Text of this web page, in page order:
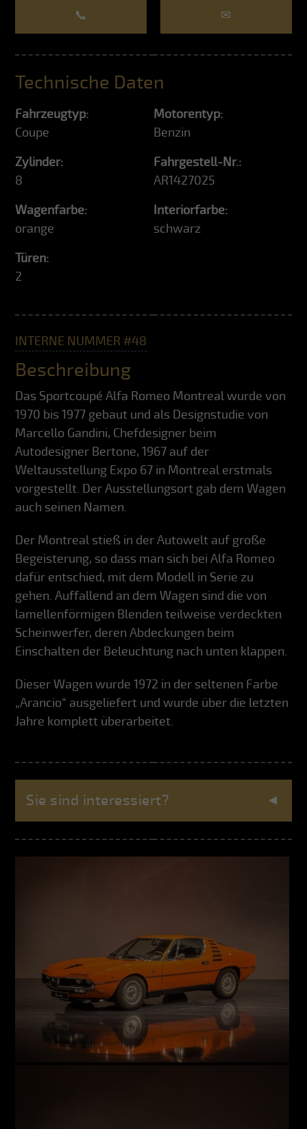
📞 ✉
Technische Daten
Fahrzeugtyp:
Coupe
Motorentyp:
Benzin
Zylinder:
8
Fahrgestell-Nr.:
AR1427025
Wagenfarbe:
orange
Interiorfarbe:
schwarz
Türen:
2
INTERNE NUMMER #48
Beschreibung
Das Sportcoupé Alfa Romeo Montreal wurde von
1970 bis 1977 gebaut und als Designstudie von
Marcello Gandini, Chefdesigner beim
Autodesigner Bertone, 1967 auf der
Weltausstellung Expo 67 in Montreal erstmals
vorgestellt. Der Ausstellungsort gab dem Wagen
auch seinen Namen.
Der Montreal stieß in der Autowelt auf große
Begeisterung, so dass man sich bei Alfa Romeo
dafür entschied, mit dem Modell in Serie zu
gehen. Auffallend an dem Wagen sind die von
lamellenförmigen Blenden teilweise verdeckten
Scheinwerfer, deren Abdeckungen beim
Einschalten der Beleuchtung nach unten klappen.
Dieser Wagen wurde 1972 in der seltenen Farbe
„Arancio“ ausgeliefert und wurde über die letzten
Jahre komplett überarbeitet.
Sie sind interessiert?